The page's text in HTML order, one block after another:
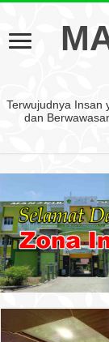
Terwujudnya Insan
dan